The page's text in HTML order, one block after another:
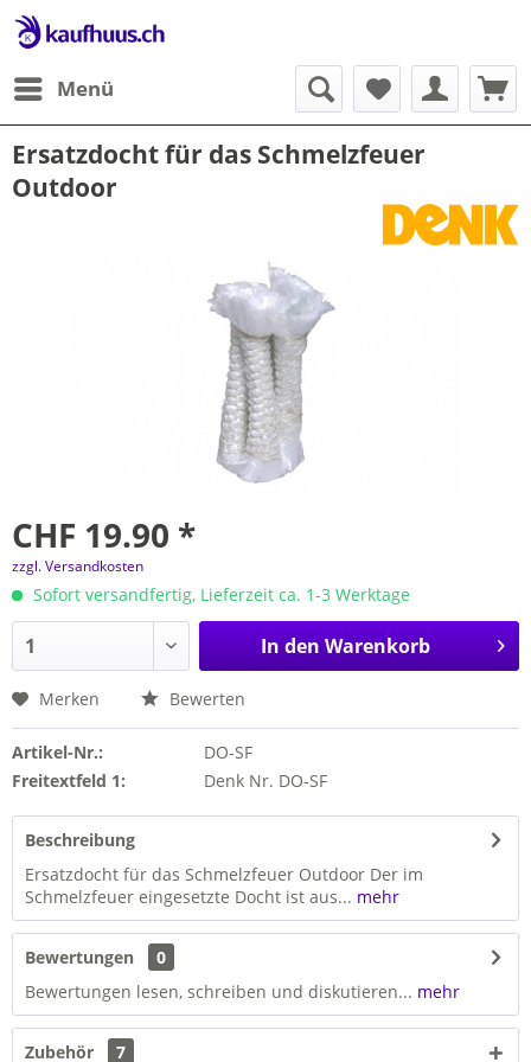
Menü
Ersatzdocht für das Schmelzfeuer
Outdoor
CHF 19.90 *
zzgl. Versandkosten
Sofort versandfertig, Lieferzeit ca. 1-3 Werktage
In den Warenkorb
Merken Bewerten
Artikel-Nr.:
DO-SF
Freitextfeld 1:
Denk Nr. DO-SF
Beschreibung
Ersatzdocht für das Schmelzfeuer Outdoor Der im
Schmelzfeuer eingesetzte Docht ist aus... mehr
Bewertungen
0
Bewertungen lesen, schreiben und diskutieren... mehr
Zubehör 7